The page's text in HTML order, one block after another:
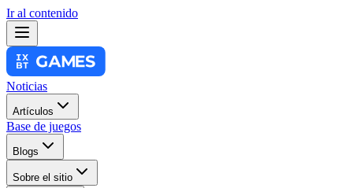
Ir al contenido
Noticias
Artículos
Base de juegos
Blogs
Sobre el sitio